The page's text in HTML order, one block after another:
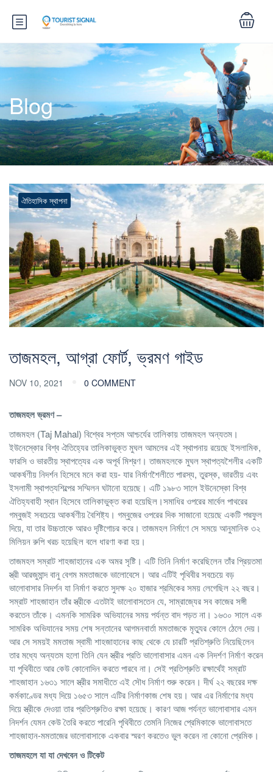
Blog
ঐতিহাসিক স্থাপনা
তাজমহল, আগ্রা ফোর্ট, ভ্রমণ গাইড
NOV 10, 2021 0 COMMENT
তাজমহল ভ্রমণ –
তাজমহল (Taj Mahal) বিশ্বের সপ্তম আশ্চর্যের তালিকায় তাজমহল অন্যতম।
ইউনেস্কোর বিশ্ব ঐতিহ্যের তালিকাভুক্ত মুঘল আমলের এই স্থাপনায় রয়েছে ইসলামিক,
ফারসি ও ভারতীয় স্থাপত্যের এক অপূর্ব মিশ্রণ। তাজমহলকে মুঘল স্থাপত্যশৈলীর একটি
আকর্ষণীয় নিদর্শন হিসেবে মনে করা হয়- যার নির্মাণশৈলীতে পারস্য, তুরস্ক, ভারতীয় এবং
ইসলামী স্থাপত্যশিল্পের সম্মিলন ঘটানো হয়েছে। এটি ১৯৮৩ সালে ইউনেস্কো বিশ্ব
ঐতিহ্যবাহী স্থান হিসেবে তালিকাভুক্ত করা হয়েছিল।সমাধির ওপরের মার্বেল পাথরের
গম্বুজই সবচেয়ে আকর্ষণীয় বৈশিষ্ট্য। গম্বুজের ওপরের দিক সাজানো হয়েছে একটি পদ্মফুল
দিয়ে, যা তার উচ্চতাকে আরও দৃষ্টিগোচর করে। তাজমহল নির্মাণে সে সময়ে আনুমানিক ৩২
মিলিয়ন রুপি খরচ হয়েছিল বলে ধারণা করা হয়।
তাজমহল সম্রাট শাহজাহানের এক অমর সৃষ্টি। এটি তিনি নির্মাণ করেছিলেন তাঁর প্রিয়তমা
স্ত্রী আরজুমান্দ বানু বেগম মমতাজকে ভালোবেসে। আর এটিই পৃথিবীর সবচেয়ে বড়
ভালোবাসার নিদর্শন যা নির্মাণ করতে সুদক্ষ ২০ হাজার শ্রমিকের সময় লেগেছিল ২২ বছর।
সম্রাট শাহজাহান তাঁর স্ত্রীকে এতটাই ভালোবাসতেন যে, সাম্রাজ্যের সব কাজের সঙ্গী
করতেন তাঁকে। এমনকি সামরিক অভিযানের সময় পর্যন্ত বাদ পড়ত না। ১৬৩০ সালে এক
সামরিক অভিযানের সময় শেষ সন্তানের আগমনবার্তা মমতাজকে মৃত্যুর কোলে ঠেলে দেয়।
আর সে সময়ই মমতাজ স্বামী শাহজাহানের কাছ থেকে যে চারটি প্রতিশ্রুতি নিয়েছিলেন
তার মধ্যে অন্যতম হলো তিনি যেন স্ত্রীর প্রতি ভালোবাসার এমন এক নিদর্শণ নির্মাণ করেন
যা পৃথিবীতে আর কেউ কোনোদিন করতে পারবে না। সেই প্রতিশ্রুতি রক্ষার্থেই সম্রাট
শাহজাহান ১৬৩১ সালে স্ত্রীর সমাধীতে এই সৌধ নির্মাণ শুরু করেন। দীর্ঘ ২২ বছরের দক্ষ
কর্মকাণ্ডের মধ্য দিয়ে ১৬৫৩ সালে এটির নির্মাণকাজ শেষ হয়। আর এর নির্মাণের মধ্য
দিয়ে স্ত্রীকে দেওয়া তার প্রতিশ্রুতিও রক্ষা হয়েছে। কারণ আজ পর্যন্ত ভালোবাসার এমন
নিদর্শন যেমন কেউ তৈরি করতে পারেনি পৃথিবীতে তেমনি নিজের প্রেমিকাকে ভালোবাসতে
শাহজাহান-মমতাজের ভালোবাসাকে একবার স্মরণ করতেও ভুল করেন না কোনো প্রেমিক।
তাজমহলেযাযাদেখবেনওটিকেট